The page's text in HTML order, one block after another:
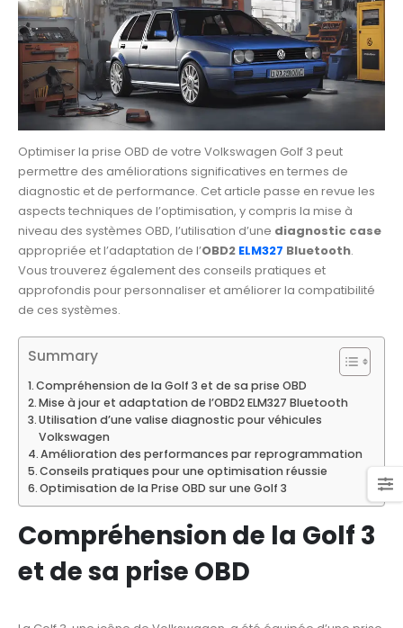
Optimiser la prise OBD de votre Volkswagen Golf 3 peut
permettre des améliorations significatives en termes de
diagnostic et de performance. Cet article passe en revue les
aspects techniques de l’optimisation, y compris la mise à
niveau des systèmes OBD, l’utilisation d’une diagnostic case
appropriée et l’adaptation de l’OBD2 ELM327 Bluetooth.
Vous trouverez également des conseils pratiques et
approfondis pour personnaliser et améliorer la compatibilité
de ces systèmes.
Summary
Compréhension de la Golf 3 et de sa prise OBD
Mise à jour et adaptation de l’OBD2 ELM327 Bluetooth
Utilisation d’une valise diagnostic pour véhicules
Volkswagen
Amélioration des performances par reprogrammation
Conseils pratiques pour une optimisation réussie
Optimisation de la Prise OBD sur une Golf 3
Compréhension de la Golf 3
et de sa prise OBD